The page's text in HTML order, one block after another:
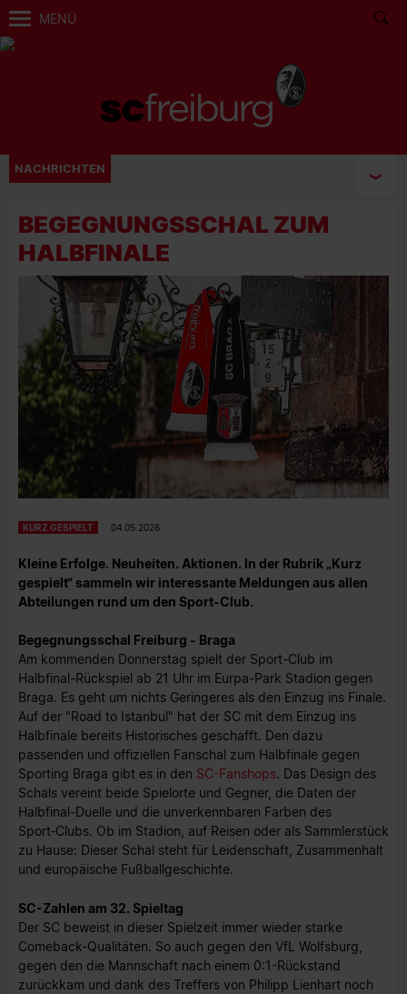
MENÜ
NACHRICHTEN
BEGEGNUNGSSCHAL ZUM
HALBFINALE
KURZ GESPIELT 04.05.2026
Kleine Erfolge. Neuheiten. Aktionen. In der Rubrik „Kurz
gespielt“ sammeln wir interessante Meldungen aus allen
Abteilungen rund um den Sport-Club.
Begegnungsschal Freiburg - Braga
Am kommenden Donnerstag spielt der Sport-Club im
Halbfinal-Rückspiel ab 21 Uhr im Eurpa-Park Stadion gegen
Braga. Es geht um nichts Geringeres als den Einzug ins Finale.
Auf der "Road to Istanbul" hat der SC mit dem Einzug ins
Halbfinale bereits Historisches geschafft. Den dazu
passenden und offiziellen Fanschal zum Halbfinale gegen
Sporting Braga gibt es in den SC-Fanshops. Das Design des
Schals vereint beide Spielorte und Gegner, die Daten der
Halbfinal-Duelle und die unverkennbaren Farben des
Sport‑Clubs. Ob im Stadion, auf Reisen oder als Sammlerstück
zu Hause: Dieser Schal steht für Leidenschaft, Zusammenhalt
und europäische Fußballgeschichte.
SC-Zahlen am 32. Spieltag
Der SC beweist in dieser Spielzeit immer wieder starke
Comeback-Qualitäten. So auch gegen den VfL Wolfsburg,
gegen den die Mannschaft nach einem 0:1-Rückstand
zurückkam und dank des Treffers von Philipp Lienhart noch